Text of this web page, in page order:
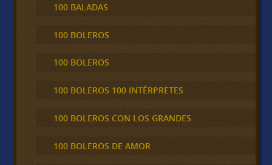
100 BALADAS
100 BOLEROS
100 BOLEROS
100 BOLEROS 100 INTÉRPRETES
100 BOLEROS CON LOS GRANDES
100 BOLEROS DE AMOR